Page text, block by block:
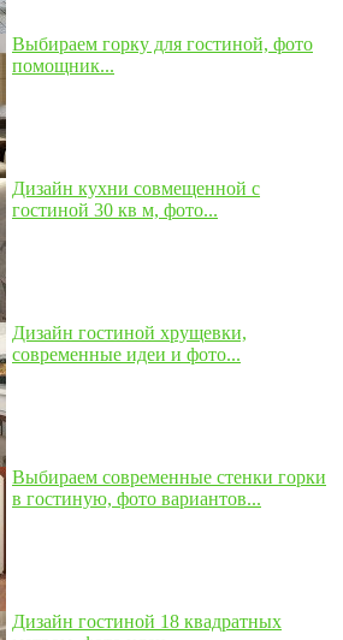
Выбираем горку для гостиной, фото
помощник...
Дизайн кухни совмещенной с
гостиной 30 кв м, фото...
Дизайн гостиной хрущевки,
современные идеи и фото...
Выбираем современные стенки горки
в гостиную, фото вариантов...
Дизайн гостиной 18 квадратных